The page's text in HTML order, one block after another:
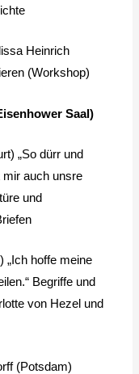
Heinrich
(Workshop)
Saal)
„So dürr und
auch unsre
und
„Ich hoffe meine
Begriffe und
von Hezel und
(Potsdam)